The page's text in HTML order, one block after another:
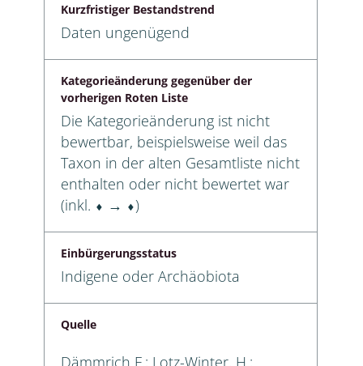
Kurzfristiger Bestandstrend
Daten ungenügend
Kategorieänderung gegenüber der
vorherigen Roten Liste
Die Kategorieänderung ist nicht
bewertbar, beispielsweise weil das
Taxon in der alten Gesamtliste nicht
enthalten oder nicht bewertet war
(inkl. ⬧ → ⬧)
Einbürgerungsstatus
Indigene oder Archäobiota
Quelle
Dämmrich F.; Lotz-Winter, H.;